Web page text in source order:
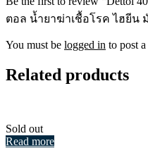
ตอล น้ำยาฆ่าเชื้อโรค ไฮยี
You must be logged in to post
Related products
Sold out
Read more